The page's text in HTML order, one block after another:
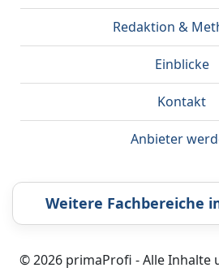
Redaktion &
Einblicke
Kontakt
Anbieter
Weitere Fachbereiche
Airbrush
© 2026 primaProfi - Alle Inhalte